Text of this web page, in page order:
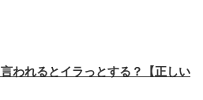
われるとイラっとする？【正しい